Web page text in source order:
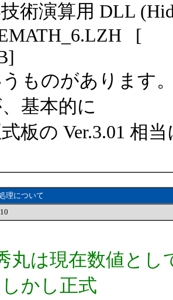
術演算用 DLL
[
ものがあります
基本的に
板の Ver.3.01 相
理について
は現在数値とし
かし正式